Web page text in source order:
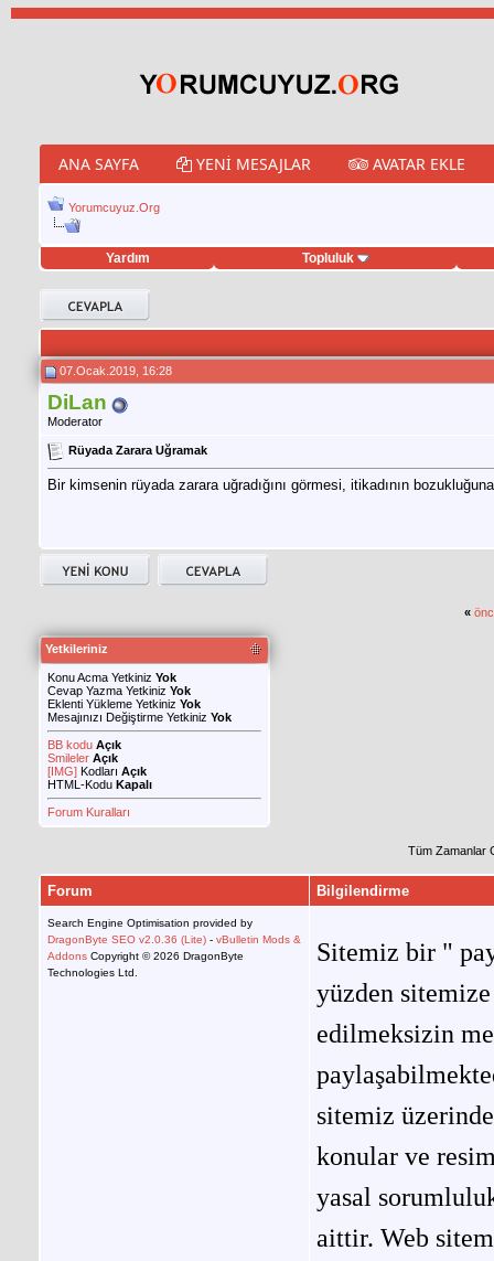
ANA SAYFA YENI MESAJLAR AVATAR EKLE
Yorumcuyuz.Org
Yardım Topluluk
hilesi
07.Ocak.2019, 16:28
DiLan
Moderator
Rüyada Zarara Uğramak
Bir kimsenin rüyada zarara uğradığını görmesi, itikadının
«
Yetkileriniz
Konu Acma Yetkiniz Yok
Cevap Yazma Yetkiniz Yok
Eklenti Yükleme Yetkiniz Yok
Mesajınızı Değiştirme Yetkiniz Yok
BB kodu Açık
Smileler Açık
[IMG] Kodları Açık
HTML-Kodu Kapalı
Forum Kuralları
Tüm Zamanlar
Forum Bilgilendirme
Search Engine Optimisation provided by
DragonByte SEO v2.0.36 (Lite) - vBulletin Mods &
Addons Copyright © 2026 DragonByte
Technologies Ltd.
Sitemiz bir "
yüzden
edilmeksizin
sitemiz
konular ve
yasal
aittir. Web